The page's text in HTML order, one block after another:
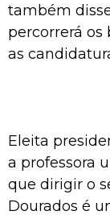
também
percorrerá os
as
Eleita
a professora
que dirigir o
Dourados é